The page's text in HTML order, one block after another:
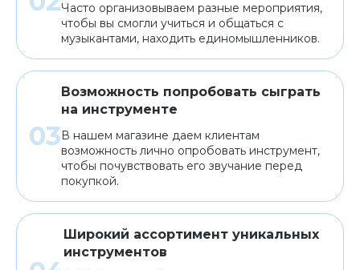
Часто организовываем разные мероприятия,
чтобы вы смогли учиться и общаться с
музыкантами, находить единомышленников.
Возможность попробовать сыграть
на инструменте
В нашем магазине даем клиентам
возможность лично опробовать инструмент,
чтобы почувствовать его звучание перед
покупкой.
Широкий ассортимент уникальных
инструментов